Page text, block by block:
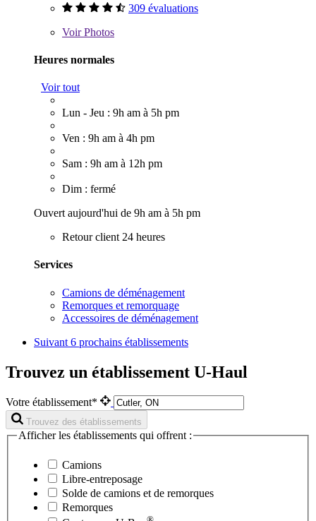
309 évaluations
VoirPhotos
Heures normales
Voir tout
Lun - Jeu : 9h am à 5h pm
Ven : 9h am à 4h pm
Sam : 9h am à 12h pm
Dim : fermé
Ouvert aujourd'hui de 9h am à 5h pm
Retour client 24 heures
Services
Camions de déménagement
Remorques et remorquage
Accessoires de déménagement
Suivant 6 prochains établissements
Trouvez un établissement U-Haul
Votre établissement*
Trouvez des établissements
Afficher les établissements qui offrent :
Camions
Libre-entreposage
Solde de camions et de remorques
Remorques